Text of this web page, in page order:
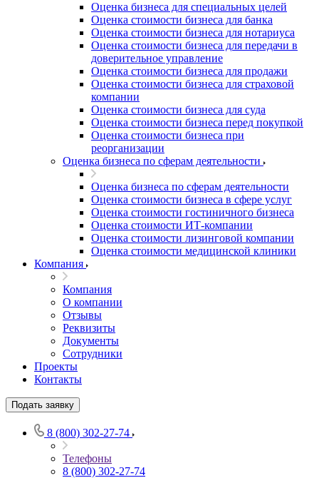
Оценка бизнеса для специальных целей
Оценка стоимости бизнеса для банка
Оценка стоимости бизнеса для нотариуса
Оценка стоимости бизнеса для передачи в
доверительное управление
Оценка стоимости бизнеса для продажи
Оценка стоимости бизнеса для страховой
компании
Оценка стоимости бизнеса для суда
Оценка стоимости бизнеса перед покупкой
Оценка стоимости бизнеса при
реорганизации
Оценка бизнеса по сферам деятельности
Оценка бизнеса по сферам деятельности
Оценка стоимости бизнеса в сфере услуг
Оценка стоимости гостиничного бизнеса
Оценка стоимости ИТ-компании
Оценка стоимости лизинговой компании
Оценка стоимости медицинской клиники
Компания
Компания
О компании
Отзывы
Реквизиты
Документы
Сотрудники
Проекты
Контакты
Подать заявку
8 (800) 302-27-74
Телефоны
8 (800) 302-27-74
Выберите ваш город
Например:Когалым
Абакан
Абинск